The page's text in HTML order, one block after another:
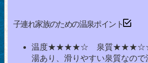
子連れ家族のための温泉ポイント
温度★★★★☆ 泉質★★★☆☆
湯あり、滑りやすい泉質なので